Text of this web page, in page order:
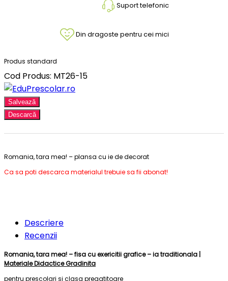
Suport telefonic
Din dragoste pentru cei mici
Produs standard
Cod Produs: MT26-15
Salvează
Descarcă
Romania, tara mea! – plansa cu ie de decorat
Ca sa poti descarca materialul trebuie sa fii abonat!
Descriere
Recenzii
Romania, tara mea! – fisa cu exericitii grafice – ia traditionala |
Materiale Didactice Gradinita
pentru prescolari si clasa pregatitoare